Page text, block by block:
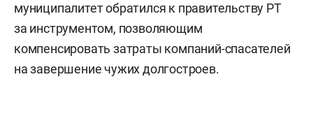
муниципалитет обратился к правительству РТ
за инструментом, позволяющим
компенсировать затраты компаний-спасателей
на завершение чужих долгостроев.